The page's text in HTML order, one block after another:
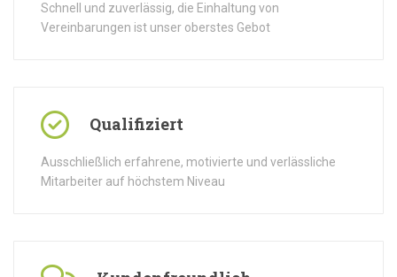
Schnell und zuverlässig, die Einhaltung von
Vereinbarungen ist unser oberstes Gebot
Qualifiziert
Ausschließlich erfahrene, motivierte und verlässliche
Mitarbeiter auf höchstem Niveau